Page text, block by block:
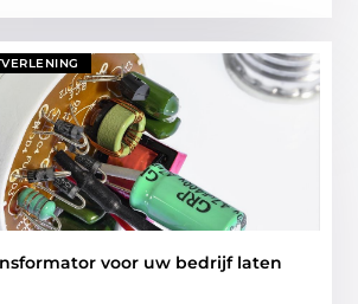
voor uw bedrijf laten